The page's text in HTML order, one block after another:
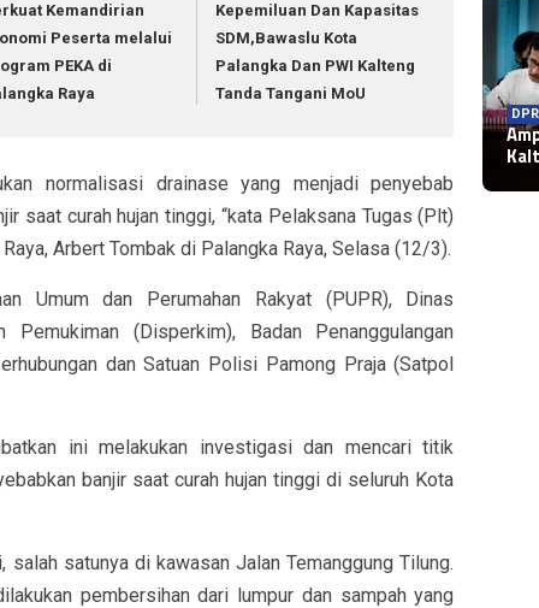
Kemandirian
Peserta melalui
PEKA di
Raya
Kepemiluan Dan Kapasitas
SDM,Bawaslu Kota
Palangka Dan PWI Kalteng
Tanda Tangani MoU
normalisasi drainase yang menjadi penyebab
saat curah hujan tinggi, “kata Pelaksana Tugas (Plt)
Arbert Tombak di Palangka Raya, Selasa (12/3).
Umum dan Perumahan Rakyat (PUPR), Dinas
Pemukiman (Disperkim), Badan Penanggulangan
dan Satuan Polisi Pamong Praja (Satpol
ini melakukan investigasi dan mencari titik
banjir saat curah hujan tinggi di seluruh Kota
salah satunya di kawasan Jalan Temanggung Tilung.
pembersihan dari lumpur dan sampah yang